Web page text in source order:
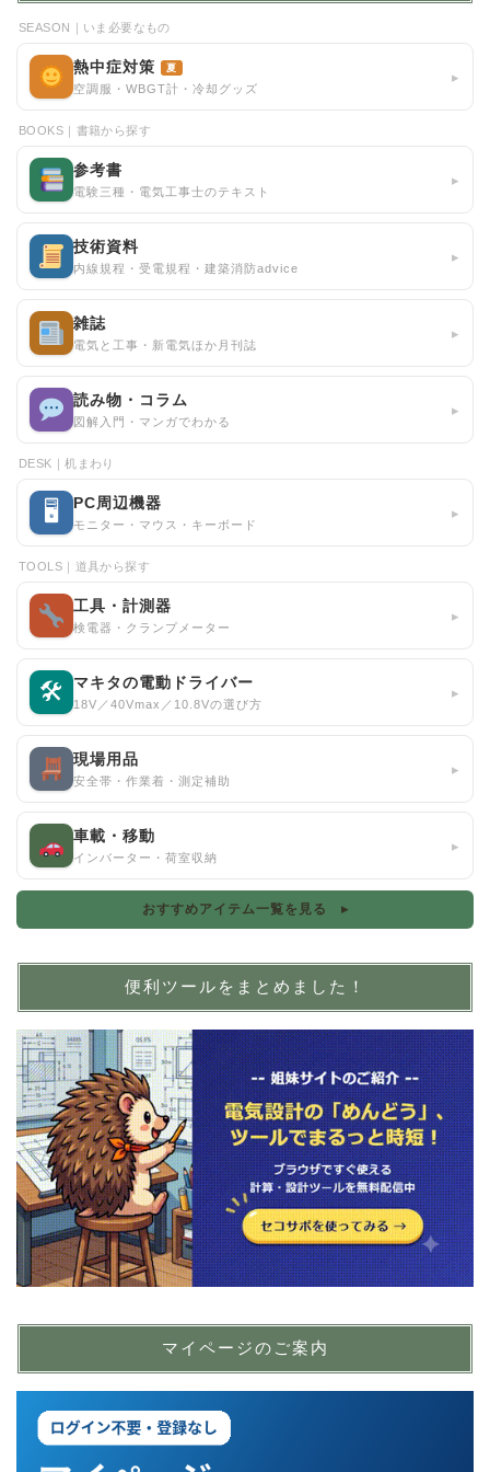
SEASON｜いま必要なもの
熱中症対策 夏
空調服・WBGT計・冷却グッズ
▸
BOOKS｜書籍から探す
参考書
電験三種・電気工事士のテキスト
▸
技術資料
内線規程・受電規程・建築消防advice
▸
雑誌
電気と工事・新電気ほか月刊誌
▸
読み物・コラム
図解入門・マンガでわかる
▸
DESK｜机まわり
🖥 PC周辺機器
モニター・マウス・キーボード
▸
TOOLS｜道具から探す
工具・計測器
検電器・クランプメーター
▸
🛠 マキタの電動ドライバー
18V／40Vmax／10.8Vの選び方
▸
現場用品
安全帯・作業着・測定補助
▸
車載・移動
インバーター・荷室収納
▸
おすすめアイテム一覧を見る ▸
便利ツールをまとめました！
マイページのご案内